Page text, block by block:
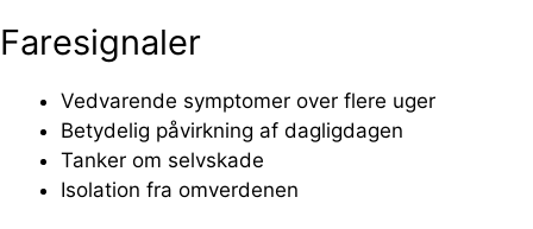
Faresignaler
Vedvarende symptomer over flere uger
Betydelig påvirkning af dagligdagen
Tanker om selvskade
Isolation fra omverdenen